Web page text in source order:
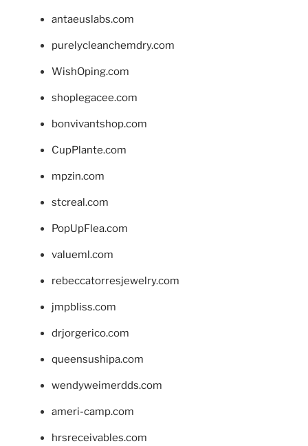
antaeuslabs.com
purelycleanchemdry.com
WishOping.com
shoplegacee.com
bonvivantshop.com
CupPlante.com
mpzin.com
stcreal.com
PopUpFlea.com
valueml.com
rebeccatorresjewelry.com
jmpbliss.com
drjorgerico.com
queensushipa.com
wendyweimerdds.com
ameri-camp.com
hrsreceivables.com